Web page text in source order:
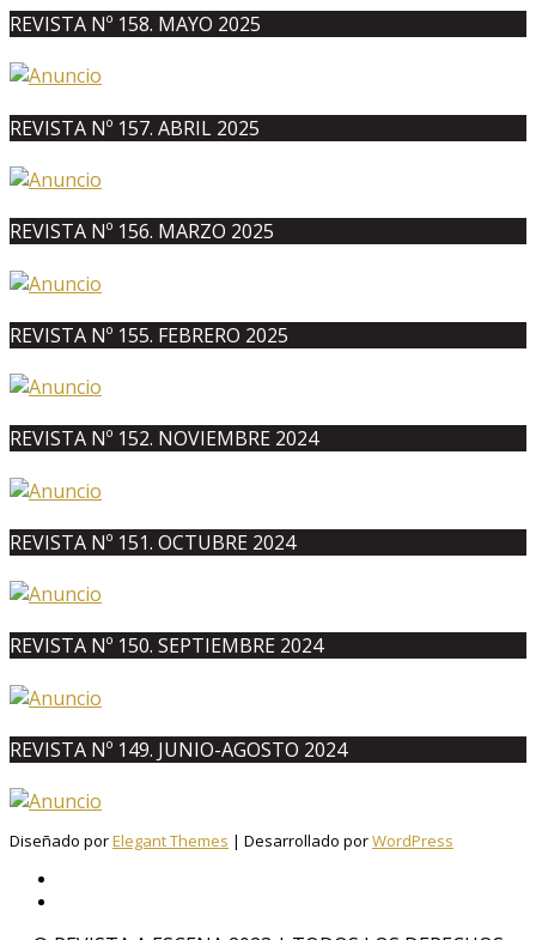
REVISTA Nº 158. MAYO 2025
REVISTA Nº 157. ABRIL 2025
REVISTA Nº 156. MARZO 2025
REVISTA Nº 155. FEBRERO 2025
REVISTA Nº 152. NOVIEMBRE 2024
REVISTA Nº 151. OCTUBRE 2024
REVISTA Nº 150. SEPTIEMBRE 2024
REVISTA Nº 149. JUNIO-AGOSTO 2024
Diseñado porElegant Themes | Desarrollado porWordPress